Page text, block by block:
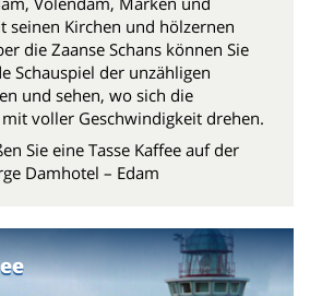
seinen Kirchen und hölzernen
die Zaanse Schans können Sie
Schauspiel der unzähligen
und sehen, wo sich die
voller Geschwindigkeit drehen.
Sie eine Tasse Kaffee auf der
Damhotel – Edam